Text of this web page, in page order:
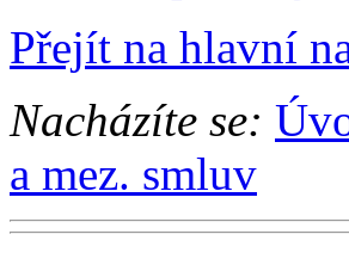
Přejít na hlavní
Nacházíte se:
a mez. smluv